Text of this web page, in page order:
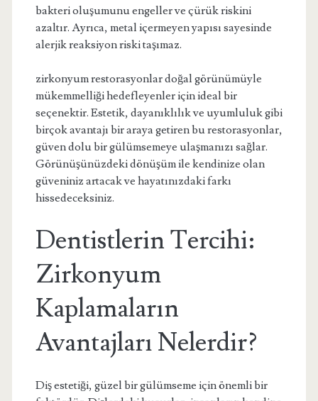
bakteri oluşumunu engeller ve çürük riskini
azaltır. Ayrıca, metal içermeyen yapısı sayesinde
alerjik reaksiyon riski taşımaz.
zirkonyum restorasyonlar doğal görünümüyle
mükemmelliği hedefleyenler için ideal bir
seçenektir. Estetik, dayanıklılık ve uyumluluk gibi
birçok avantajı bir araya getiren bu restorasyonlar,
güven dolu bir gülümsemeye ulaşmanızı sağlar.
Görünüşünüzdeki dönüşüm ile kendinize olan
güveniniz artacak ve hayatınızdaki farkı
hissedeceksiniz.
Dentistlerin Tercihi:
Zirkonyum
Kaplamaların
Avantajları Nelerdir?
Diş estetiği, güzel bir gülümseme için önemli bir